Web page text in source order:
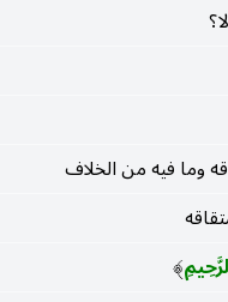
وما فيه من الخلاف
)